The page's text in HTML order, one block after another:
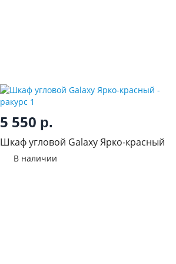
5 550 р.
Шкаф угловой Galaxy Ярко-красный
В наличии